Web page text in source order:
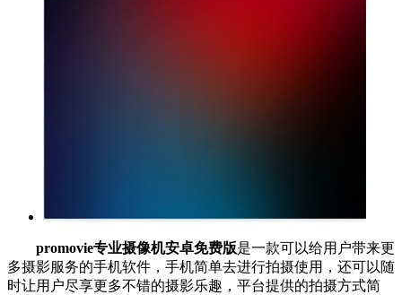
promovie专业摄像机安卓免费版是一款可以给用户带来更
多摄影服务的手机软件，手机简单去进行拍摄使用，还可以随
时让用户尽享更多不错的摄影乐趣，平台提供的拍摄方式简